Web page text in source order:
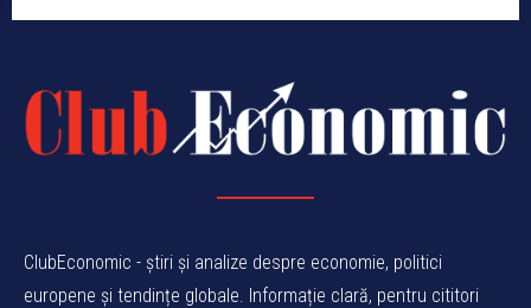
ClubEconomic - știri și analize despre economie, politici
europene și tendințe globale. Informație clară, pentru cititori